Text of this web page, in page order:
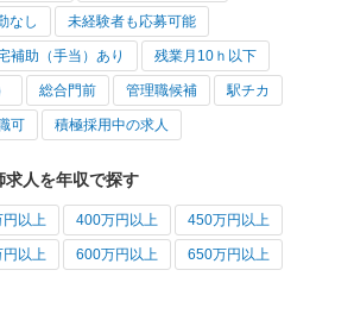
なし 未経験者も応募可能
補助（手当）あり 残業月10ｈ以下
総合門前 管理職候補 駅チカ
可 積極採用中の求人
求人を年収で探す
以上 400万円以上 450万円以上
以上 600万円以上 650万円以上